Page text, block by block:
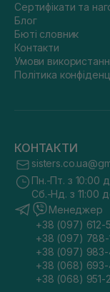
Сертифікати та
Блог
Бюті словник
Контакти
Умови
Політика
КОНТАКТИ
Пн.-Пт. з 10:00
Сб.-Нд. з 11:00
Менеджер
+38 (097) 612-
+38 (097) 788-
+38 (097) 983-
+38 (068)
+38 (068) 951-